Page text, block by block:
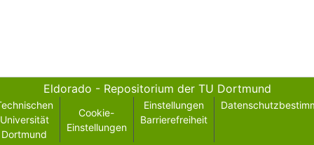
Eldorado - Repositorium der TU Dortmund
Universität
Dortmund
Cookie-
Einstellungen
Einstellungen
Barrierefreiheit